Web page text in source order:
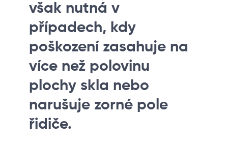
však nutná v
případech, kdy
poškození zasahuje na
více než polovinu
plochy skla nebo
narušuje zorné pole
řidiče.